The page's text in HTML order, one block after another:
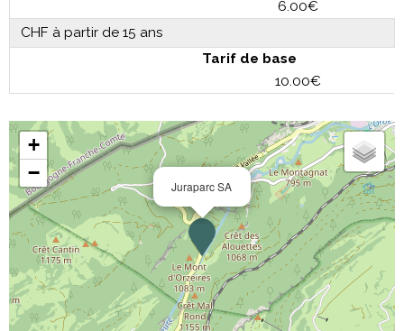
6.00€
CHF à partir de 15 ans
Tarif de base
10.00€
Juraparc SA
+
−